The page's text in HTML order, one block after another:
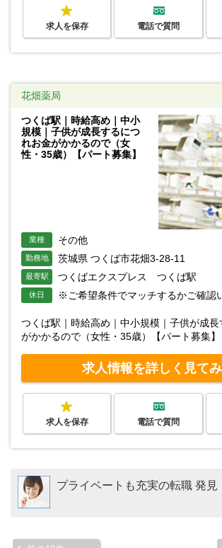
求人を保存 電話で質問
花畑薬局
つくば駅｜時給高め｜中小
規模｜子供が成長するにつ
れお金がかかるので（女
性・35歳）【パート募集】
業種 その他
勤務地 茨城県 つくば市花畑3-28-11
最寄駅 つくばエクスプレス つくば駅
休日 ※ご希望条件でマッチするかご確認
つくば駅｜時給高め｜中小規模｜子供が成長
がかかるので（女性・35歳）【パート募集】
求人情報を詳しく見て
求人を保存 電話で質問
プライベートも充実の転職 発見